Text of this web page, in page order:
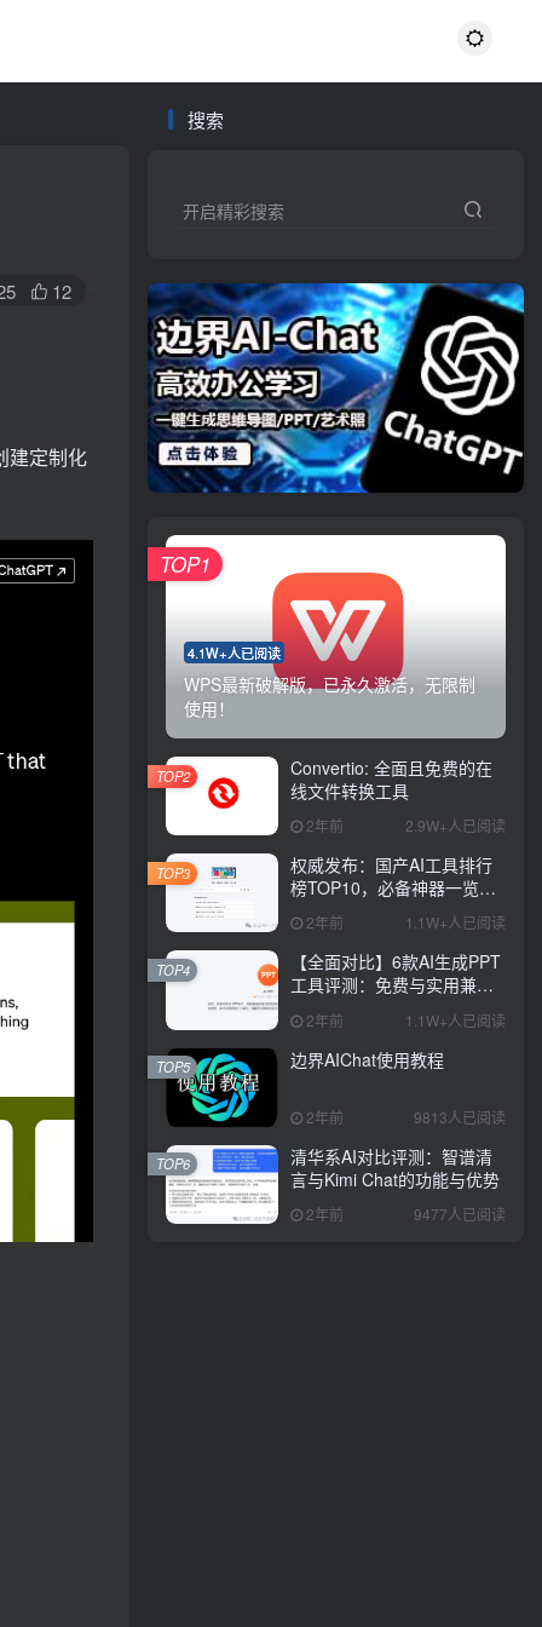
12
建定制化
搜索
开启精彩搜索
4.1W+人已阅读
WPS最新破解版，已永久激活，无限制
使用！
TOP1
Convertio: 全面且免费的在
线文件转换工具
2年前 2.9W+人已阅读
TOP2
权威发布：国产AI工具排行
榜TOP10，必备神器一览无
2年前 1.1W+人已阅读
TOP3
【全面对比】6款AI生成PPT
工具评测：免费与实用兼
具，哪款更胜一筹？
2年前 1.1W+人已阅读
TOP4
边界AIChat使用教程
2年前 9813人已阅读
TOP5
清华系AI对比评测：智谱清
言与Kimi Chat的功能与优势
2年前 9477人已阅读
TOP6